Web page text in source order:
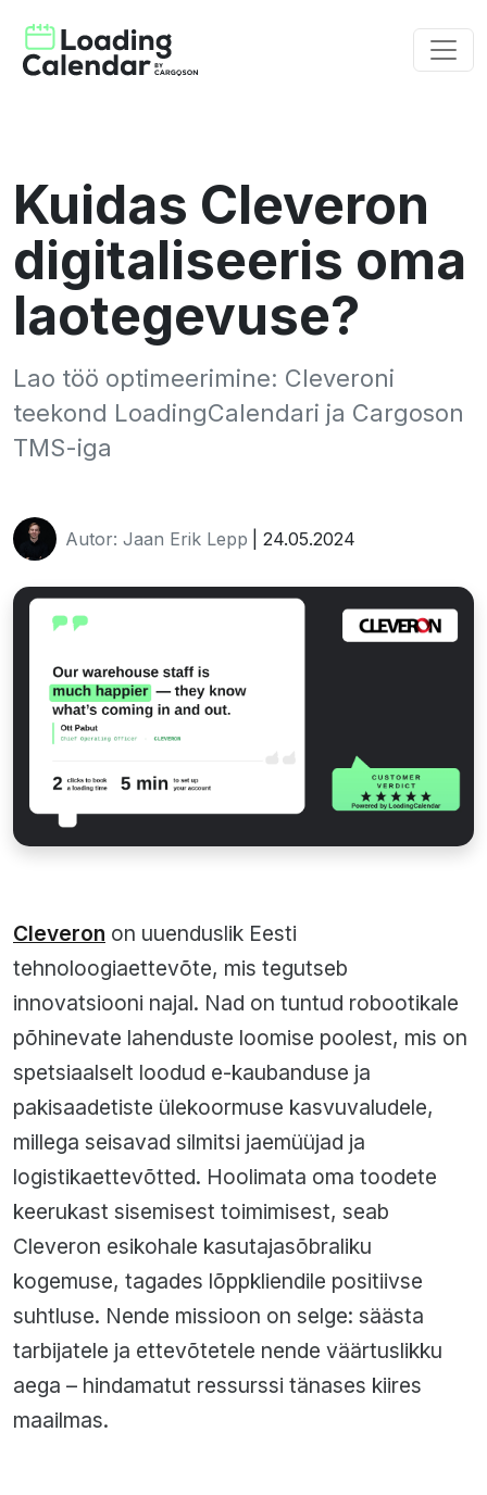
Kuidas Cleveron
digitaliseeris oma
laotegevuse?
Lao töö optimeerimine: Cleveroni
teekond LoadingCalendari ja Cargoson
TMS-iga
Autor: Jaan Erik Lepp | 24.05.2024
Cleveron on uuenduslik Eesti
tehnoloogiaettevõte, mis tegutseb
innovatsiooni najal. Nad on tuntud robootikale
põhinevate lahenduste loomise poolest, mis on
spetsiaalselt loodud e-kaubanduse ja
pakisaadetiste ülekoormuse kasvuvaludele,
millega seisavad silmitsi jaemüüjad ja
logistikaettevõtted. Hoolimata oma toodete
keerukast sisemisest toimimisest, seab
Cleveron esikohale kasutajasõbraliku
kogemuse, tagades lõppkliendile positiivse
suhtluse. Nende missioon on selge: säästa
tarbijatele ja ettevõtetele nende väärtuslikku
aega – hindamatut ressurssi tänases kiires
maailmas.